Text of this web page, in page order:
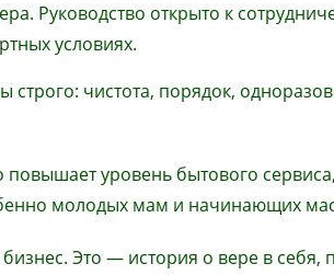
Руководство открыто к
условиях.
строго: чистота, порядок,
повышает уровень бытового
молодых мам и начинающих
Это — история о вере в себя,